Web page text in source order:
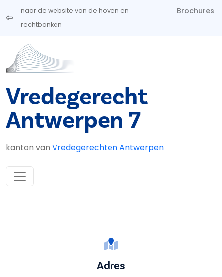
Overslaan en naar de inhoud gaan
naar de website van de hoven en
rechtbanken
Brochures
Vredegerecht
Antwerpen 7
kanton van Vredegerechten Antwerpen
Adres